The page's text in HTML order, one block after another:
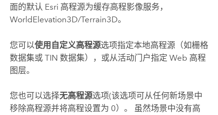
面的默认 Esri 高程源为缓存高程影像服务，
WorldElevation3D/Terrain3D。
您可以使用自定义高程源选项指定本地高程源（如栅格
数据集或 TIN 数据集），或从活动门户指定 Web 高程
图层。
您也可以选择无高程源选项(该选项可从任何新场景中
移除高程源并将高程设置为 0）。 虽然场景中没有高